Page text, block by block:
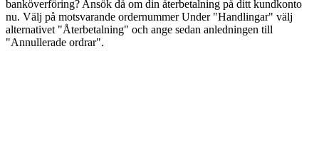
banköverföring? Ansök då om din återbetalning på ditt kundkonto
nu. Välj på motsvarande ordernummer Under "Handlingar" välj
alternativet "Återbetalning" och ange sedan anledningen till
"Annullerade ordrar".